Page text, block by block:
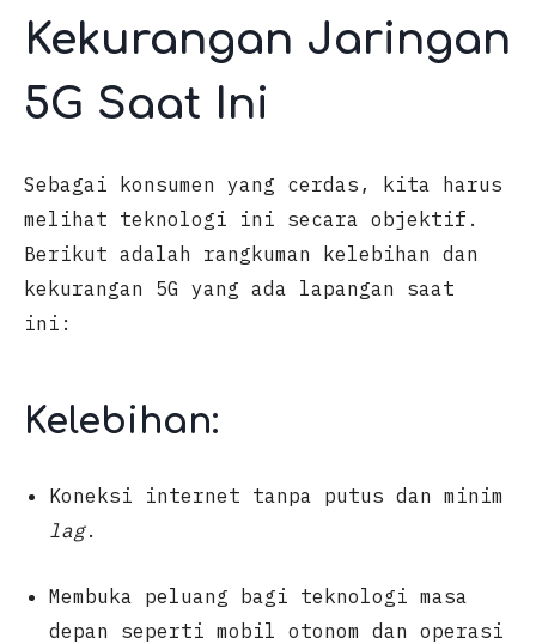
Kekurangan Jaringan
5G Saat Ini
Sebagai konsumen yang cerdas, kita harus
melihat teknologi ini secara objektif.
Berikut adalah rangkuman kelebihan dan
kekurangan 5G yang ada lapangan saat
ini:
Kelebihan:
Koneksi internet tanpa putus dan minim
lag.
Membuka peluang bagi teknologi masa
depan seperti mobil otonom dan operasi